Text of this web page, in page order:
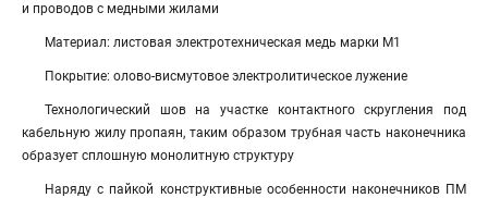
и проводов с медными жилами
Материал: листовая электротехническая медь марки М1
Покрытие: олово-висмутовое электролитическое лужение
Технологический шов на участке контактного скругления под
кабельную жилу пропаян, таким образом трубная часть наконечника
образует сплошную монолитную структуру
Наряду с пайкой конструктивные особенности наконечников ПМ